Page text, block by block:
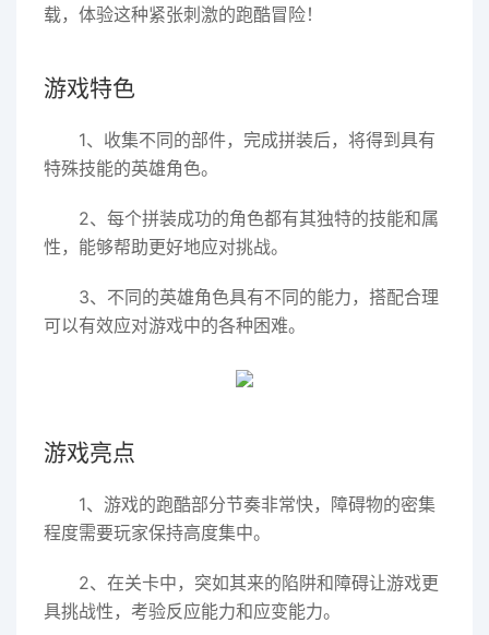
载，体验这种紧张刺激的跑酷冒险！
游戏特色
1、收集不同的部件，完成拼装后，将得到具有
特殊技能的英雄角色。
2、每个拼装成功的角色都有其独特的技能和属
性，能够帮助更好地应对挑战。
3、不同的英雄角色具有不同的能力，搭配合理
可以有效应对游戏中的各种困难。
游戏亮点
1、游戏的跑酷部分节奏非常快，障碍物的密集
程度需要玩家保持高度集中。
2、在关卡中，突如其来的陷阱和障碍让游戏更
具挑战性，考验反应能力和应变能力。